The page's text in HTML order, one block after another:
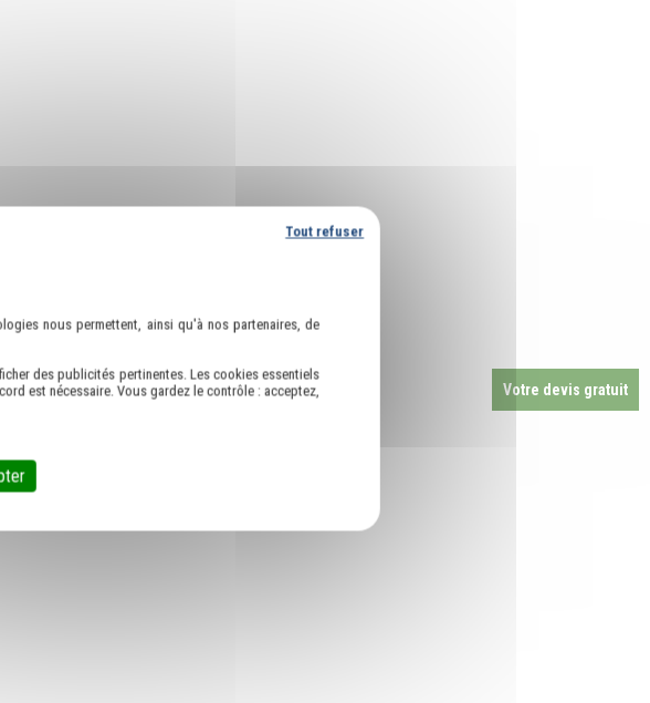
Votre devis gratuit
nous permettent, ainsi qu'à nos partenaires, de
des publicités pertinentes. Les cookies essentiels
est nécessaire. Vous gardez le contrôle : acceptez,
Tout refuser